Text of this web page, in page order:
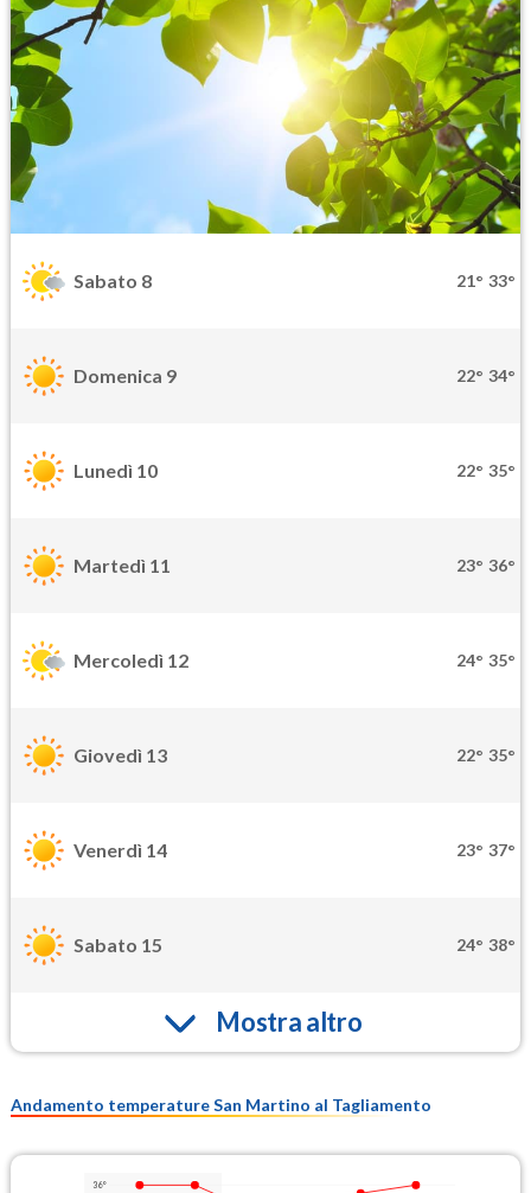
Sabato 8 21° 33°
Domenica 9 22° 34°
Lunedì 10 22° 35°
Martedì 11 23° 36°
Mercoledì 12 24° 35°
Giovedì 13 22° 35°
Venerdì 14 23° 37°
Sabato 15 24° 38°
Mostra altro
Andamento temperature San Martino al Tagliamento
36°